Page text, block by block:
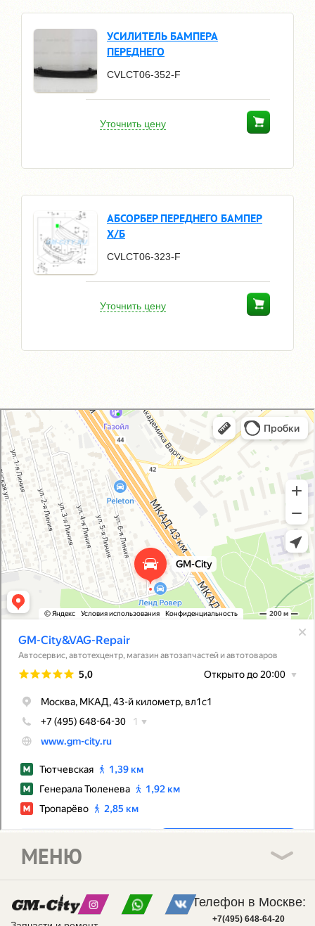
УСИЛИТЕЛЬ БАМПЕРА
ПЕРЕДНЕГО
CVLCT06-352-F
Уточнить цену
АБСОРБЕР ПЕРЕДНЕГО БАМПЕР
Х/Б
CVLCT06-323-F
Уточнить цену
GM-City&VAG-Repair
Автосервис, автотехцентр в Москве
Магазин автозапчастей и автотоваров в Москве
МЕНЮ
Телефон в Москве:
+7(495) 648-64-20